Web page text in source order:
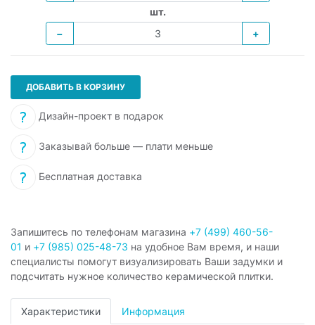
шт.
−
+
ДОБАВИТЬ В КОРЗИНУ
Дизайн-проект в подарок
Заказывай больше — плати меньше
Бесплатная доставка
Запишитесь по телефонам магазина +7 (499) 460-56-
01 и +7 (985) 025-48-73 на удобное Вам время, и наши
специалисты помогут визуализировать Ваши задумки и
подсчитать нужное количество керамической плитки.
Характеристики Информация